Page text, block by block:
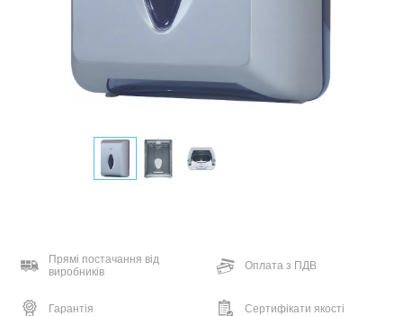
Прямі постачання від
виробників
Оплата з ПДВ
Гарантія Сертифікати якості